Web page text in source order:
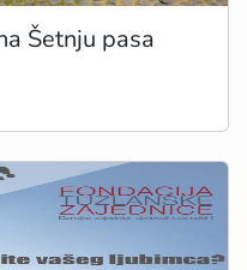
Šetnju pasa